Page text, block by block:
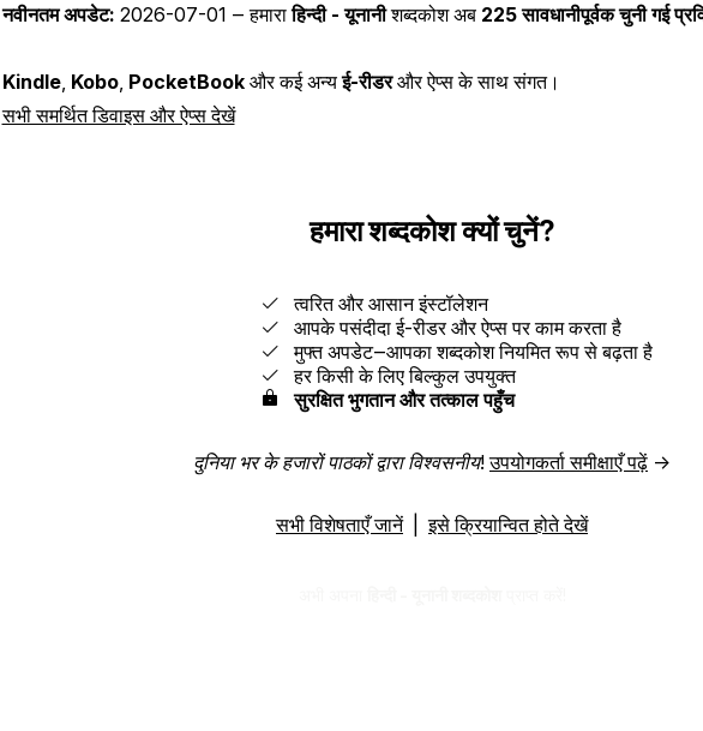
नवीनतम अपडेट: 2026-07-01 ‒ हमाराहिन्दी - यूनानीशब्दकोश अब 225 सावधानीपूर्वक चुनी गई
Kindle, Kobo, PocketBookऔर कई अन्यई-रीडरऔर ऐप्स के साथ संगत।
सभी समर्थित डिवाइस और ऐप्स देखें
हमारा शब्दकोश क्यों चुनें?
त्वरित और आसान इंस्टॉलेशन
आपके पसंदीदा ई-रीडर और ऐप्स पर काम करता है
मुफ्त अपडेट‒आपका शब्दकोश नियमित रूप से बढ़ता है
हर किसी के लिए बिल्कुल उपयुक्त
सुरक्षित भुगतान और तत्काल पहुँच
दुनिया भर के हजारों पाठकों द्वारा विश्वसनीय! उपयोगकर्ता समीक्षाएँ पढ़ें →
सभी विशेषताएँ जानें|इसे क्रियान्वित होते देखें